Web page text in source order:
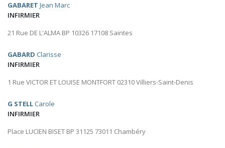
GABARET Jean Marc
INFIRMIER
21 Rue DE L'ALMA BP 10326 17108 Saintes
GABARD Clarisse
INFIRMIER
1 Rue VICTOR ET LOUISE MONTFORT 02310 Villiers-Saint-Denis
G STELL Carole
INFIRMIER
Place LUCIEN BISET BP 31125 73011 Chambéry